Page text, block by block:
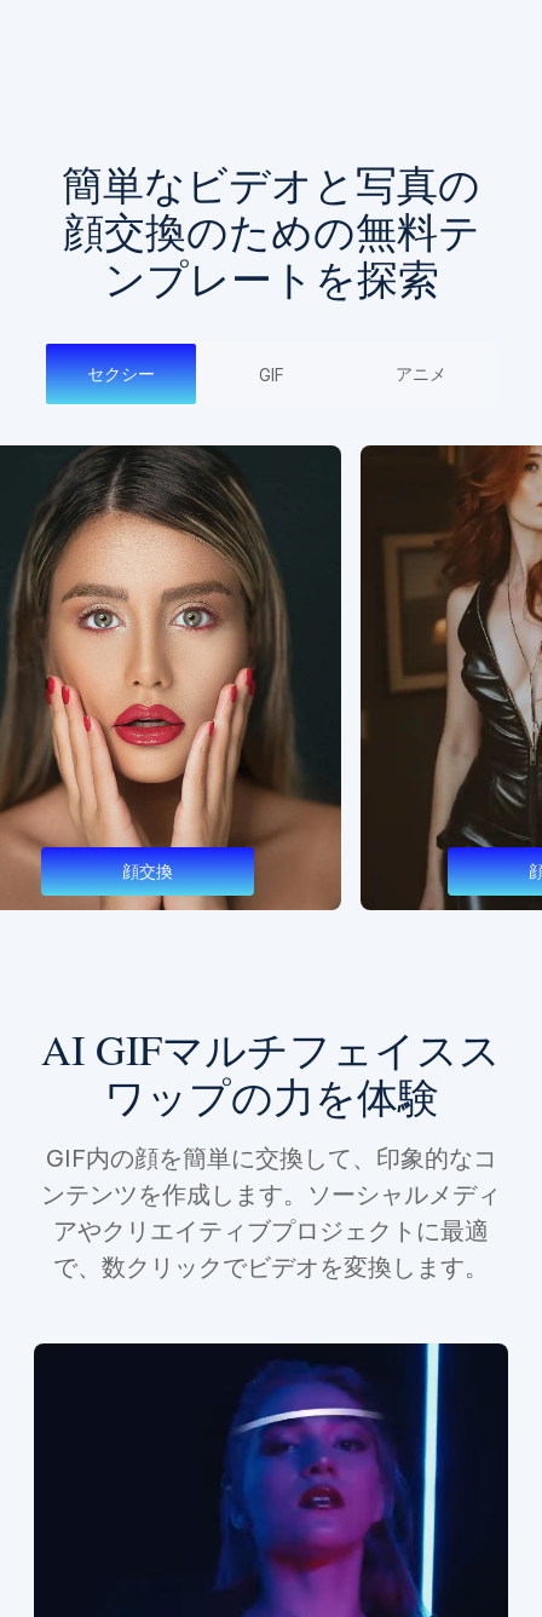
簡単なビデオと写真の
顔交換のための無料テ
ンプレートを探索
セクシー GIF アニメ
顔交換 顔交換
AI GIFマルチフェイスス
ワップの力を体験
GIF内の顔を簡単に交換して、印象的なコ
ンテンツを作成します。ソーシャルメディ
アやクリエイティブプロジェクトに最適
で、数クリックでビデオを変換します。